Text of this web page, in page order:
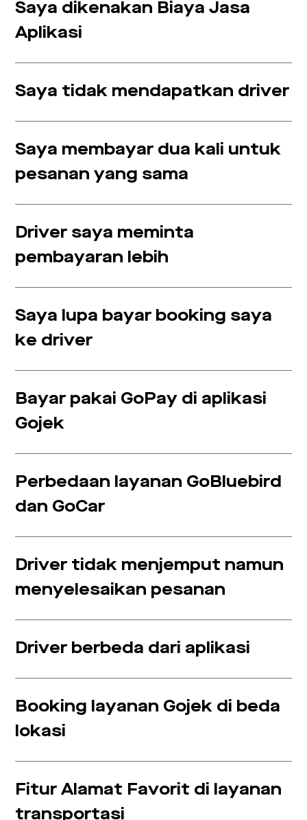
Saya dikenakan Biaya Jasa
Aplikasi
Saya tidak mendapatkan driver
Saya membayar dua kali untuk
pesanan yang sama
Driver saya meminta
pembayaran lebih
Saya lupa bayar booking saya
ke driver
Bayar pakai GoPay di aplikasi
Gojek
Perbedaan layanan GoBluebird
dan GoCar
Driver tidak menjemput namun
menyelesaikan pesanan
Driver berbeda dari aplikasi
Booking layanan Gojek di beda
lokasi
Fitur Alamat Favorit di layanan
transportasi